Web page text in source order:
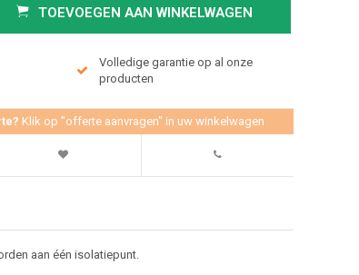
TOEVOEGEN AAN WINKELWAGEN
Volledige garantie op al onze
producten
Klik op "offerte aanvragen" in uw winkelwagen
aan één isolatiepunt.